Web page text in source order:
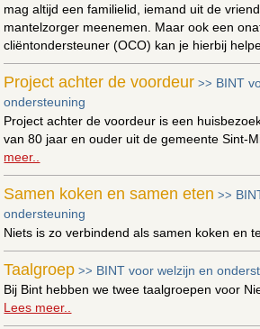
mag altijd een familielid, iemand uit de
mantelzorger meenemen. Maar ook een
cliëntondersteuner (OCO) kan je hierbij
Project achter de voordeur >> BINT
ondersteuning
Project achter de voordeur is een
van 80 jaar en ouder uit de gemeente Sint-
meer..
Samen koken en samen eten >>
ondersteuning
Niets is zo verbindend als samen koken en
Taalgroep >> BINT voor welzijn en
Bij Bint hebben we twee taalgroepen voor
Lees meer..